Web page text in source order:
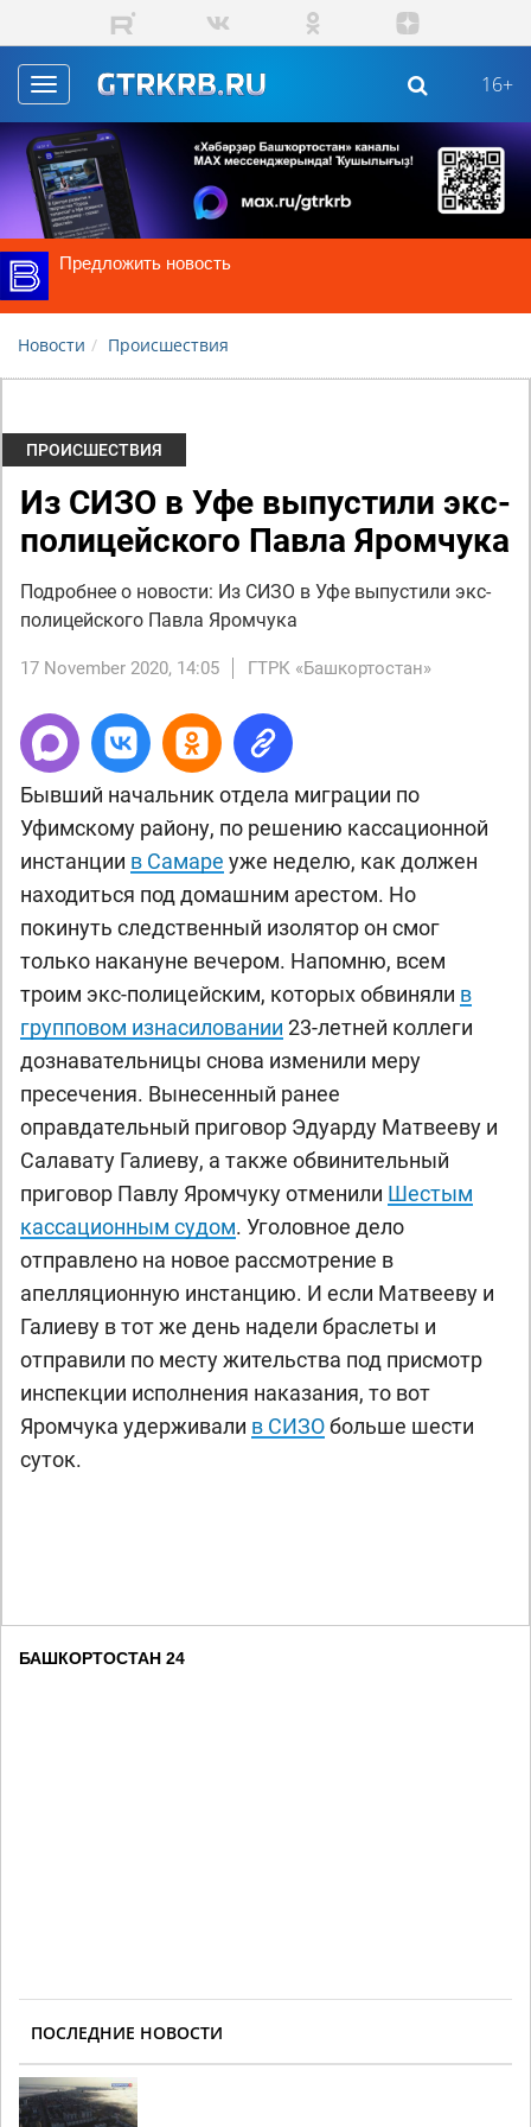
Skip to main content
Toggle
navigation
16+
Предложить новость
Новости Происшествия
ПРОИСШЕСТВИЯ
Из СИЗО в Уфе выпустили экс-
полицейского Павла Яромчука
Подробнее о новости: Из СИЗО в Уфе выпустили экс-
полицейского Павла Яромчука
17 November 2020, 14:05 ГТРК «Башкортостан»
Бывший начальник отдела миграции по
Уфимскому району, по решению кассационной
инстанции в Самаре уже неделю, как должен
находиться под домашним арестом. Но
покинуть следственный изолятор он смог
только накануне вечером. Напомню, всем
троим экс-полицейским, которых обвиняли в
групповом изнасиловании 23-летней коллеги
дознавательницы снова изменили меру
пресечения. Вынесенный ранее
оправдательный приговор Эдуарду Матвееву и
Салавату Галиеву, а также обвинительный
приговор Павлу Яромчуку отменили Шестым
кассационным судом. Уголовное дело
отправлено на новое рассмотрение в
апелляционную инстанцию. И если Матвееву и
Галиеву в тот же день надели браслеты и
отправили по месту жительства под присмотр
инспекции исполнения наказания, то вот
Яромчука удерживали в СИЗОбольше шести
суток.
БАШКОРТОСТАН 24
ПОСЛЕДНИЕ НОВОСТИ